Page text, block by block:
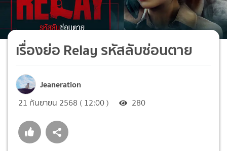
เรื่องย่อ Relay รหัสลับซ่อนตาย
Jeaneration
21 กันยายน 2568 ( 12:00 ) 280